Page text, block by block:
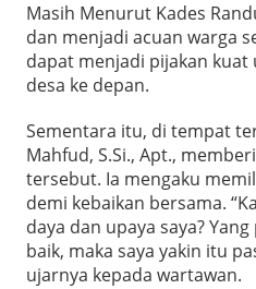
Masih Menurut Kades
dan menjadi acuan warga
dapat menjadi pijakan
desa ke depan.
Sementara itu, di tempat
Mahfud, S.Si., Apt.,
tersebut. Ia mengaku
demi kebaikan bersama.
daya dan upaya saya?
baik, maka saya yakin itu
ujarnya kepada wartawan.